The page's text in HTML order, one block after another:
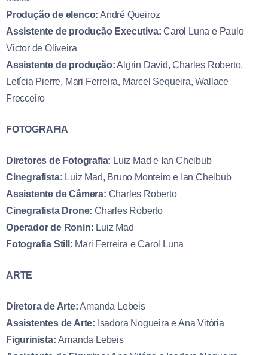
Produção de elenco: André Queiroz
Assistente de produção Executiva: Carol Luna e Paulo
Victor de Oliveira
Assistente de produção:Algrin David, Charles Roberto,
Letícia Pierre, Mari Ferreira, Marcel Sequeira, Wallace
Frecceiro
FOTOGRAFIA
Diretores de Fotografia: Luiz Mad e Ian Cheibub
Cinegrafista: Luiz Mad, Bruno Monteiro e Ian Cheibub
Assistente de Câmera: Charles Roberto
Cinegrafista Drone: Charles Roberto
Operador de Ronin: Luiz Mad
Fotografia Still: Mari Ferreira e Carol Luna
ARTE
Diretora de Arte:Amanda Lebeis
Assistentes de Arte: Isadora Nogueira e Ana Vitória
Figurinista:Amanda Lebeis